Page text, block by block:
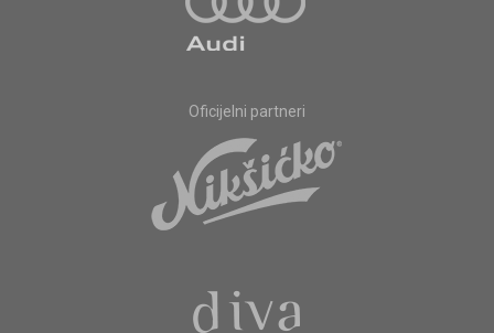
Oficijelni partneri